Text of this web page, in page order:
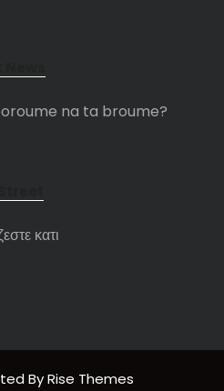
na ta broume?
κατι
ByRise Themes